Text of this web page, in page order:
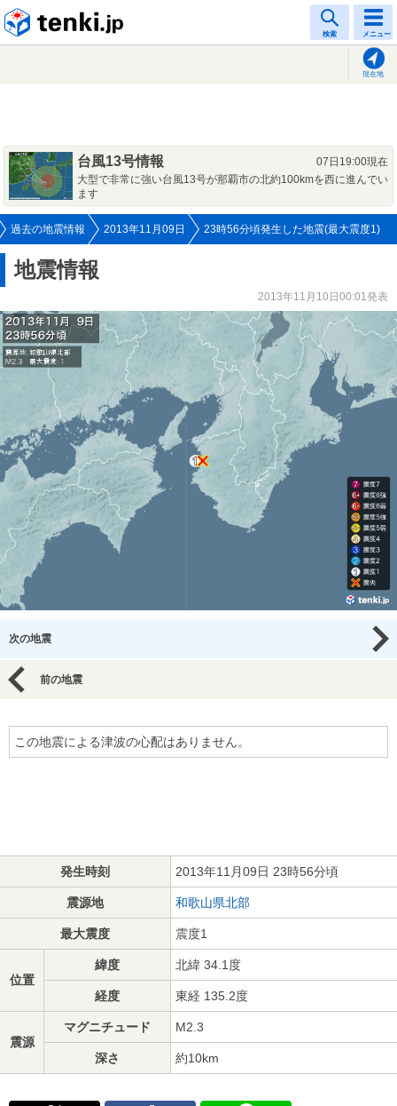
検索 メニュー
現在地
台風13号情報
07日19:00現在
大型で非常に強い台風13号が那覇市の北約100kmを西に進んでい
ます
過去の地震情報 2013年11月09日 23時56分頃発生した地震(最大震度1)
地震情報
2013年11月10日00:01発表
次の地震
前の地震
この地震による津波の心配はありません。
発生時刻 2013年11月09日 23時56分頃
震源地 和歌山県北部
最大震度 震度1
位置
緯度 北緯 34.1度
経度 東経 135.2度
震源
マグニチュード M2.3
深さ 約10km